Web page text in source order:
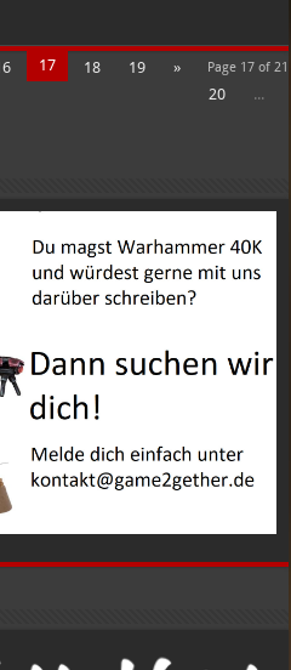
Page 17 of 21
17 18 19
»
20
...